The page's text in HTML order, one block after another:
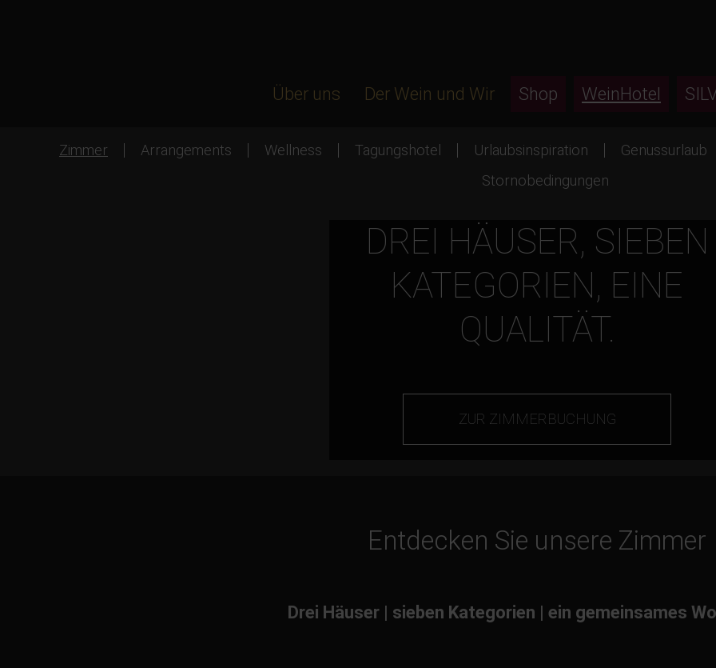
Über uns Der Wein und Wir Shop WeinHotel
Zimmer Arrangements Wellness Tagungshotel Urlaubsinspiration Genussurlaub
Stornobedingungen
DREI HÄUSER, SIEBEN
KATEGORIEN, EINE
QUALITÄT.
ZUR ZIMMER­BUCHUNG
Entdecken Sie unsere Zimmer
Drei Häuser | sieben Kategorien | ein gemeinsames